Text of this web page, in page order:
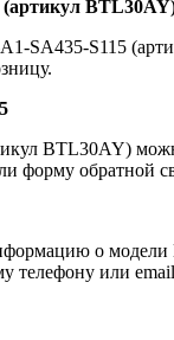
SA435-S115
BTL30AY)
форму обратной
о
телефону или